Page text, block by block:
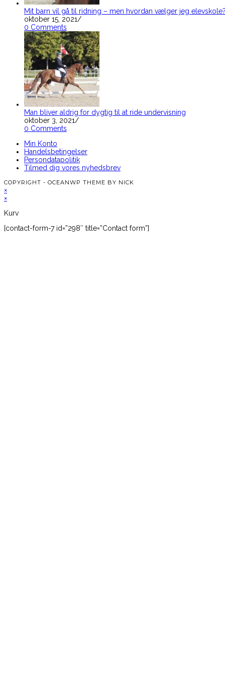
Mit barn vil gå til ridning – men hvordan vælger jeg
oktober 15, 2021/
0 Comments
Man bliver aldrig for dygtig til at ride undervisning
oktober 3, 2021/
0 Comments
Min Konto
Handelsbetingelser
Persondatapolitik
Tilmed dig vores nyhedsbrev
COPYRIGHT - OCEANWP THEME BY NICK
×
×
Kurv
[contact-form-7 id=”298″ title=”Contact form”]